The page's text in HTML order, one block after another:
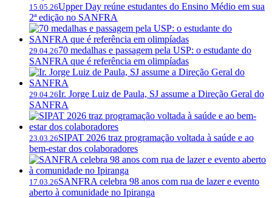
15.05.26Upper Day reúne estudantes do Ensino Médio em sua
2ª edição no SANFRA
29.04.2670 medalhas e passagem pela USP: o estudante do
SANFRA que é referência em olimpíadas
29.04.26Ir. Jorge Luiz de Paula, SJ assume a Direção Geral do
SANFRA
23.03.26SIPAT 2026 traz programação voltada à saúde e ao
bem-estar dos colaboradores
17.03.26SANFRA celebra 98 anos com rua de lazer e evento
aberto à comunidade no Ipiranga